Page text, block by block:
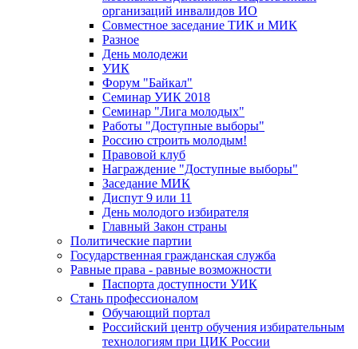
организаций инвалидов ИО
Совместное заседание ТИК и МИК
Разное
День молодежи
УИК
Форум "Байкал"
Семинар УИК 2018
Семинар "Лига молодых"
Работы "Доступные выборы"
Россию строить молодым!
Правовой клуб
Награждение "Доступные выборы"
Заседание МИК
Диспут 9 или 11
День молодого избирателя
Главный Закон страны
Политические партии
Государственная гражданская служба
Равные права - равные возможности
Паспорта доступности УИК
Стань профессионалом
Обучающий портал
Российский центр обучения избирательным
технологиям при ЦИК России